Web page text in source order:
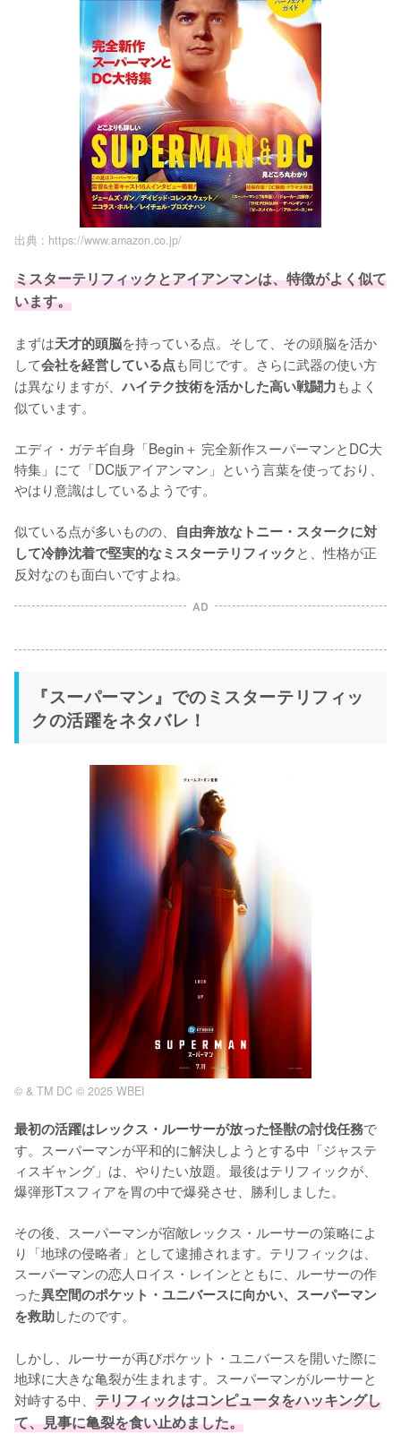
出典 : https://www.amazon.co.jp/
ミスターテリフィックとアイアンマンは、特徴がよく似て
います。
まずは天才的頭脳を持っている点。そして、その頭脳を活か
して会社を経営している点も同じです。さらに武器の使い方
は異なりますが、ハイテク技術を活かした高い戦闘力もよく
似ています。
エディ・ガテギ自身「Begin＋ 完全新作スーパーマンとDC大
特集」にて「DC版アイアンマン」という言葉を使っており、
やはり意識はしているようです。
似ている点が多いものの、 自由奔放なトニー・スタークに対
して冷静沈着で堅実的なミスターテリフィックと、性格が正
反対なのも面白いですよね。
AD
『スーパーマン』でのミスターテリフィッ
クの活躍をネタバレ！
© & TM DC © 2025 WBEI
最初の活躍はレックス・ルーサーが放った怪獣の討伐任務で
す。スーパーマンが平和的に解決しようとする中「ジャステ
ィスギャング」は、やりたい放題。最後はテリフィックが、
爆弾形Tスフィアを胃の中で爆発させ、勝利しました。
その後、スーパーマンが宿敵レックス・ルーサーの策略によ
り「地球の侵略者」として逮捕されます。テリフィックは、
スーパーマンの恋人ロイス・レインとともに、ルーサーの作
った異空間のポケット・ユニバースに向かい、スーパーマン
を救助したのです。
しかし、ルーサーが再びポケット・ユニバースを開いた際に
地球に大きな亀裂が生まれます。スーパーマンがルーサーと
対峙する中、 テリフィックはコンピュータをハッキングし
て、見事に亀裂を食い止めました。